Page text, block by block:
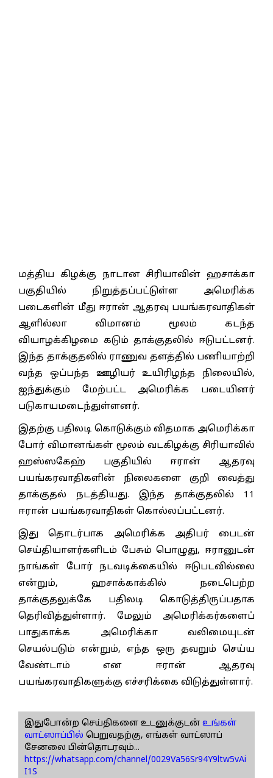
மத்திய கிழக்கு நாடான சிரியாவின் ஹசாக்கா
பகுதியில் நிறுத்தப்பட்டுள்ள அமெரிக்க
படைகளின் மீது ஈரான் ஆதரவு பயங்கரவாதிகள்
ஆளில்லா விமானம் மூலம் கடந்த
வியாழக்கிழமை கடும் தாக்குதலில் ஈடுபட்டனர்.
இந்த தாக்குதலில் ராணுவ தளத்தில் பணியாற்றி
வந்த ஒப்பந்த ஊழியர் உயிரிழந்த நிலையில்,
ஐந்துக்கும் மேற்பட்ட அமெரிக்க படையினர்
படுகாயமடைந்துள்ளனர்.
இதற்கு பதிலடி கொடுக்கும் விதமாக அமெரிக்கா
போர் விமானங்கள் மூலம் வடகிழக்கு சிரியாவில்
ஹஸ்ஸகேஹ் பகுதியில் ஈரான் ஆதரவு
பயங்கரவாதிகளின் நிலைகளை குறி வைத்து
தாக்குதல் நடத்தியது. இந்த தாக்குதலில் 11
ஈரான் பயங்கரவாதிகள் கொல்லப்பட்டனர்.
இது தொடர்பாக அமெரிக்க அதிபர் பைடன்
செய்தியாளர்களிடம் பேசும் பொழுது, ஈரானுடன்
நாங்கள் போர் நடவடிக்கையில் ஈடுபடவில்லை
என்றும், ஹசாக்காக்கில் நடைபெற்ற
தாக்குதலுக்கே பதிலடி கொடுத்திருப்பதாக
தெரிவித்துள்ளார். மேலும் அமெரிக்கர்களைப்
பாதுகாக்க அமெரிக்கா வலிமையுடன்
செயல்படும் என்றும், எந்த ஒரு தவறும் செய்ய
வேண்டாம் என ஈரான் ஆதரவு
பயங்கரவாதிகளுக்கு எச்சரிக்கை விடுத்துள்ளார்.
இதுபோன்ற செய்திகளை உடனுக்குடன் உங்கள்
வாட்ஸாப்பில் பெறுவதற்கு, எங்கள் வாட்ஸாப்
சேனலை பின்தொடரவும்...
https://whatsapp.com/channel/0029Va56Sr94Y9ltw5vAi
I1S